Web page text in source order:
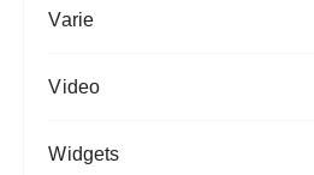
Varie
Video
Widgets